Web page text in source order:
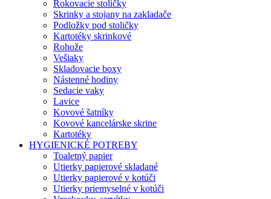
Rokovacie stoličky
Skrinky a stojany na zakladače
Podložky pod stoličky
Kartotéky skrinkové
Rohože
Vešiaky
Skladovacie boxy
Nástenné hodiny
Sedacie vaky
Lavice
Kovové šatníky
Kovové kancelárske skrine
Kartotéky
HYGIENICKÉ POTREBY
Toaletný papier
Utierky papierové skladané
Utierky papierové v kotúči
Utierky priemyselné v kotúči